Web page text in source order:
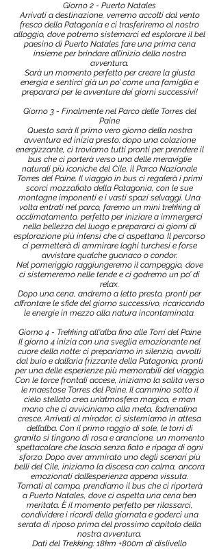
Giorno 2 - Puerto Natales
Arrivati a destinazione, verremo accolti dal vento
fresco della Patagonia e ci trasferiremo al nostro
alloggio, dove potremo sistemarci ed esplorare il bel
paesino di Puerto Natales fare una prima cena
insieme per brindare all’inizio della nostra
avventura.
Sarà un momento perfetto per creare la giusta
energia e sentirci già un po’ come una famiglia e
prepararci per le avventure dei giorni successivi!
Giorno 3 - Finalmente nel Parco delle Torres del
Paine
Questo sarà Il primo vero giorno della nostra
avventura ed inizia presto: dopo una colazione
energizzante, ci troviamo tutti pronti per prendere il
bus che ci porterà verso una delle meraviglie
naturali più iconiche del Cile, il Parco Nazionale
Torres del Paine. Il viaggio in bus ci regalerà i primi
scorci mozzafiato della Patagonia, con le sue
montagne imponenti e i vasti spazi selvaggi. Una
volta entrati nel parco, faremo un mini trekking di
acclimatamento, perfetto per iniziare a immergerci
nella bellezza del luogo e prepararci ai giorni di
esplorazione più intensi che ci aspettano. Il percorso
ci permetterà di ammirare laghi turchesi e forse
avvistare qualche guanaco o condor.
Nel pomeriggio raggiungeremo il campeggio, dove
ci sistemeremo nelle tende e ci godremo un po’ di
relax.
Dopo una cena, andremo a letto presto, pronti per
affrontare le sfide del giorno successivo, ricaricando
le energie in mezzo alla natura incontaminata.
Giorno 4 - Trekking all'alba fino alle Torri del Paine
Il giorno 4 inizia con una sveglia emozionante nel
cuore della notte: ci prepariamo in silenzio, avvolti
dal buio e dall’aria frizzante della Patagonia, pronti
per una delle esperienze più memorabili del viaggio.
Con le torce frontali accese, iniziamo la salita verso
le maestose Torres del Paine. Il cammino sotto il
cielo stellato crea un’atmosfera magica, e man
mano che ci avviciniamo alla meta, l’adrenalina
cresce. Arrivati al mirador, ci sistemiamo in attesa
dell’alba. Con il primo raggio di sole, le torri di
granito si tingono di rosa e arancione, un momento
spettacolare che lascia senza fiato e ripaga di ogni
sforzo. Dopo aver ammirato uno degli scenari più
belli del Cile, iniziamo la discesa con calma, ancora
emozionati dall’esperienza appena vissuta.
Tornati al campo, prendiamo il bus che ci riporterà
a Puerto Natales, dove ci aspetta una cena ben
meritata. È il momento perfetto per rilassarci,
condividere i ricordi della giornata e goderci una
serata di riposo prima del prossimo capitolo della
nostra avventura.
Dati del Trekking: 18km +800m di dislivello